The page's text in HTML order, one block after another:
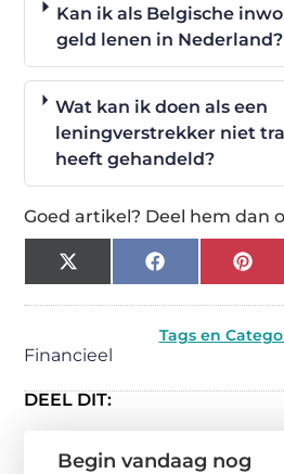
Kan ik als Belgische
geld lenen in Nederland?
Wat kan ik doen als een
leningverstrekker niet
heeft gehandeld?
Goed artikel? Deel hem dan
X
(Twitter)
Facebook
Tags en
Financieel
DEEL DIT:
Begin vandaag nog